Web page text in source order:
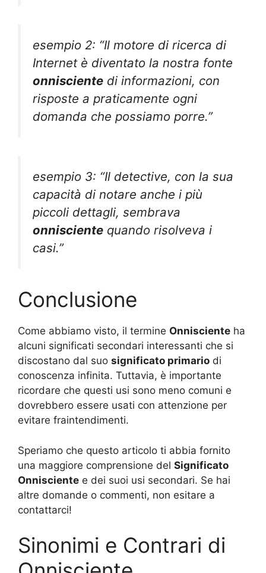
esempio 2: “Il motore di ricerca di
Internet è diventato la nostra fonte
onnisciente di informazioni, con
risposte a praticamente ogni
domanda che possiamo porre.”
esempio 3: “Il detective, con la sua
capacità di notare anche i più
piccoli dettagli, sembrava
onnisciente quando risolveva i
casi.”
Conclusione
Come abbiamo visto, il termine Onnisciente ha
alcuni significati secondari interessanti che si
discostano dal suo significato primario di
conoscenza infinita. Tuttavia, è importante
ricordare che questi usi sono meno comuni e
dovrebbero essere usati con attenzione per
evitare fraintendimenti.
Speriamo che questo articolo ti abbia fornito
una maggiore comprensione del Significato
Onnisciente e dei suoi usi secondari. Se hai
altre domande o commenti, non esitare a
contattarci!
Sinonimi e Contrari di